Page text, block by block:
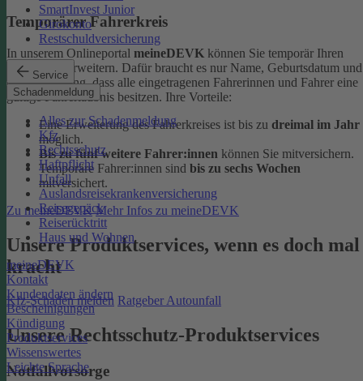
SmartInvest Junior
Girokonto
Restschuldversicherung
Service
Schadenmeldung
Alles zur Schadenmeldung
Kfz
Rechtsschutz
Haftpflicht
Unfall
Auslandsreisekrankenversicherung
Reisegepäck
Reiserücktritt
Haus und Wohnen
meineDEVK
Kontakt
Kundendaten ändern
Bescheinigungen
Kündigung
Produktservices
Wissenswertes
Leichte Sprache
Temporärer Fahrerkreis
In unserem Onlineportal meineDEVK können Sie temporär Ihren
Fahrerkreis erweitern. Dafür braucht es nur Name, Geburtsdatum und
die Bestätigung, dass alle eingetragenen Fahrerinnen und Fahrer eine
gültige Fahrerlaubnis besitzen. Ihre Vorteile:
Eine Erweiterung des Fahrerkreises ist bis zu dreimal im Jahr
möglich.
Bis zu fünf weitere Fahrer:innen können Sie mitversichern.
Temporäre Fahrer:innen sind bis zu sechs Wochen
mitversichert.
Zu meineDEVK Mehr Infos zu meineDEVK
Unsere Produktservices, wenn es doch mal
kracht
Kfz-Schaden melden Ratgeber Autounfall
Unsere Rechtsschutz-Produktservices
Notfallvorsorge